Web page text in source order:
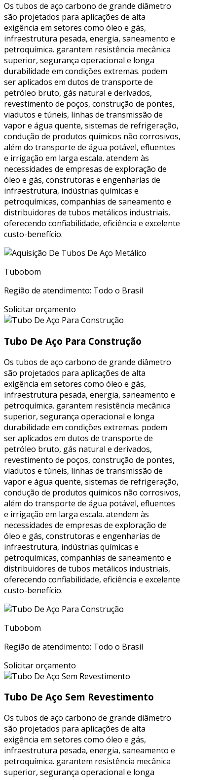
Os tubos de aço carbono de grande diâmetro
são projetados para aplicações de alta
exigência em setores como óleo e gás,
infraestrutura pesada, energia, saneamento e
petroquímica. garantem resistência mecânica
superior, segurança operacional e longa
durabilidade em condições extremas. podem
ser aplicados em dutos de transporte de
petróleo bruto, gás natural e derivados,
revestimento de poços, construção de pontes,
viadutos e túneis, linhas de transmissão de
vapor e água quente, sistemas de refrigeração,
condução de produtos químicos não corrosivos,
além do transporte de água potável, efluentes
e irrigação em larga escala. atendem às
necessidades de empresas de exploração de
óleo e gás, construtoras e engenharias de
infraestrutura, indústrias químicas e
petroquímicas, companhias de saneamento e
distribuidores de tubos metálicos industriais,
oferecendo confiabilidade, eficiência e excelente
custo-benefício.
Tubobom
Região de atendimento: Todo o Brasil
Solicitar orçamento
Tubo De Aço Para Construção
Os tubos de aço carbono de grande diâmetro
são projetados para aplicações de alta
exigência em setores como óleo e gás,
infraestrutura pesada, energia, saneamento e
petroquímica. garantem resistência mecânica
superior, segurança operacional e longa
durabilidade em condições extremas. podem
ser aplicados em dutos de transporte de
petróleo bruto, gás natural e derivados,
revestimento de poços, construção de pontes,
viadutos e túneis, linhas de transmissão de
vapor e água quente, sistemas de refrigeração,
condução de produtos químicos não corrosivos,
além do transporte de água potável, efluentes
e irrigação em larga escala. atendem às
necessidades de empresas de exploração de
óleo e gás, construtoras e engenharias de
infraestrutura, indústrias químicas e
petroquímicas, companhias de saneamento e
distribuidores de tubos metálicos industriais,
oferecendo confiabilidade, eficiência e excelente
custo-benefício.
Tubobom
Região de atendimento: Todo o Brasil
Solicitar orçamento
Tubo De Aço Sem Revestimento
Os tubos de aço carbono de grande diâmetro
são projetados para aplicações de alta
exigência em setores como óleo e gás,
infraestrutura pesada, energia, saneamento e
petroquímica. garantem resistência mecânica
superior, segurança operacional e longa